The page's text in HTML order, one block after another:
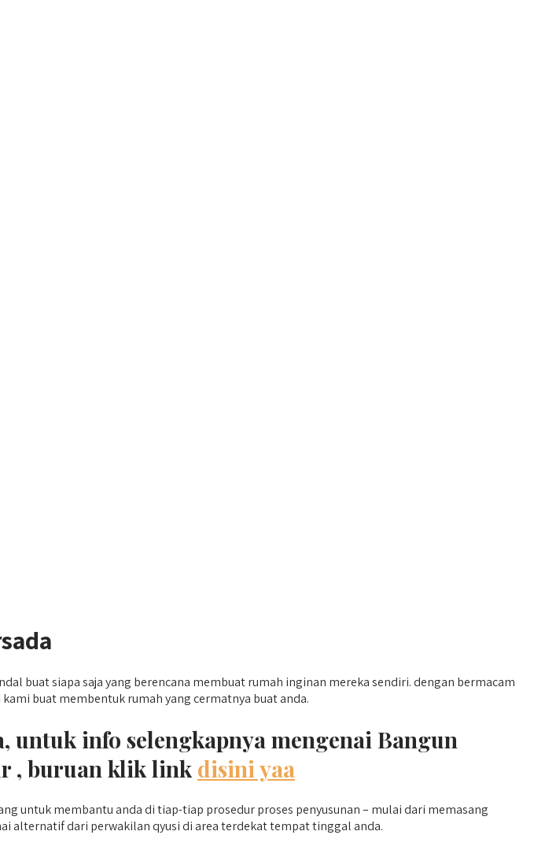
buat siapa saja yang berencana membuat rumah inginan mereka sendiri. dengan bermacam
buat membentuk rumah yang cermatnya buat anda.
untuk info selengkapnya mengenai Bangun
, buruan klik link disini yaa
untuk membantu anda di tiap-tiap prosedur proses penyusunan – mulai dari memasang
alternatif dari perwakilan qyusi di area terdekat tempat tinggal anda.